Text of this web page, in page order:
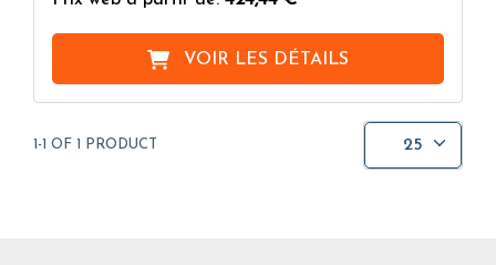
VOIR LES DÉTAILS
1-1 OF 1 PRODUCT 25